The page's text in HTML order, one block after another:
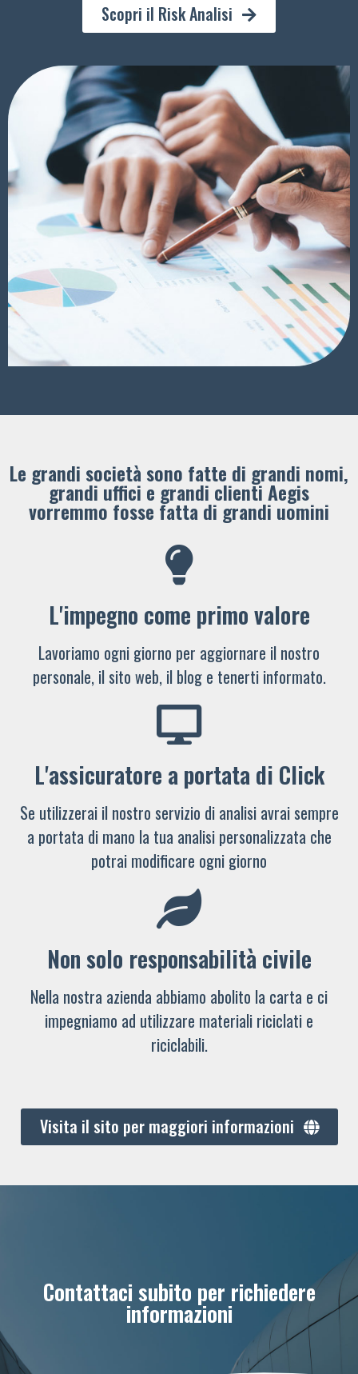
Scopri il Risk Analisi
Le grandi società sono fatte di grandi nomi,
grandi uffici e grandi clienti ​Aegis
vorremmo fosse fatta di grandi uomini
L'impegno come primo valore
Lavoriamo ogni giorno per aggiornare il nostro
personale, il sito web, il blog e tenerti informato.
L'assicuratore a portata di Click
Se utilizzerai il nostro servizio di analisi avrai sempre
a portata di mano la tua analisi personalizzata che
potrai modificare ogni giorno
Non solo responsabilità civile
Nella nostra azienda abbiamo abolito la carta e ci
impegniamo ad utilizzare materiali riciclati e
riciclabili.
Visita il sito per maggiori informazioni
Contattaci subito per richiedere
informazioni